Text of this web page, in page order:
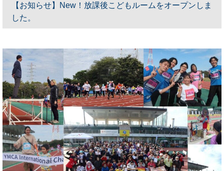
【お知らせ】New！放課後こどもルームをオープンしま
した。